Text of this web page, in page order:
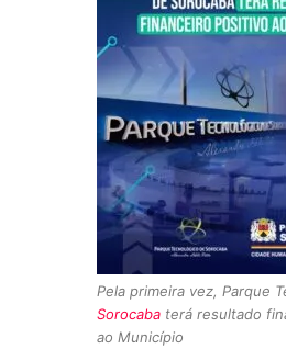
Pela primeira vez, Parque
Sorocabaterá resultado
ao Município